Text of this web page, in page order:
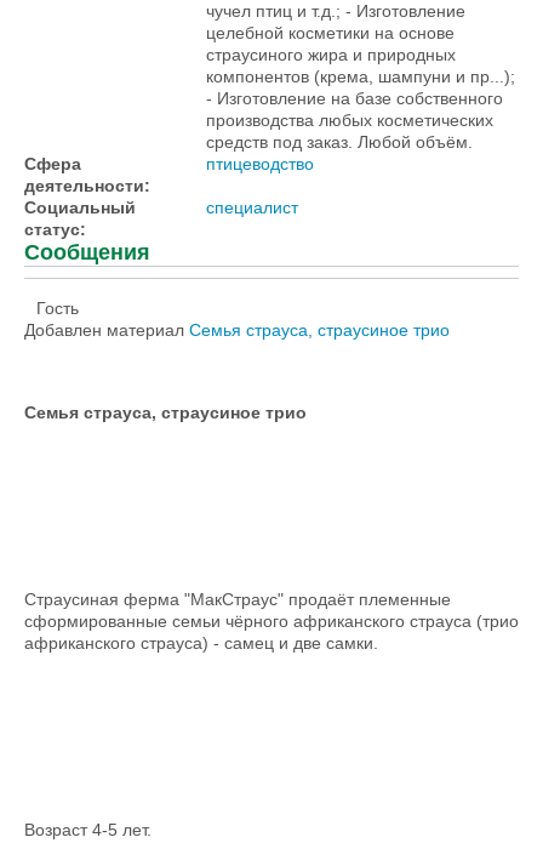
чучел птиц и т.д.; - Изготовление
целебной косметики на основе
страусиного жира и природных
компонентов (крема, шампуни и пр...);
- Изготовление на базе собственного
производства любых косметических
средств под заказ. Любой объём.
Сфера
деятельности:
птицеводство
Социальный
статус:
специалист
Сообщения
Гость
Добавлен материал Семья страуса, страусиное трио
Семья страуса, страусиное трио
Страусиная ферма "МакСтраус" продаёт племенные
сформированные семьи чёрного африканского страуса (трио
африканского страуса) - самец и две самки.
Возраст 4-5 лет.